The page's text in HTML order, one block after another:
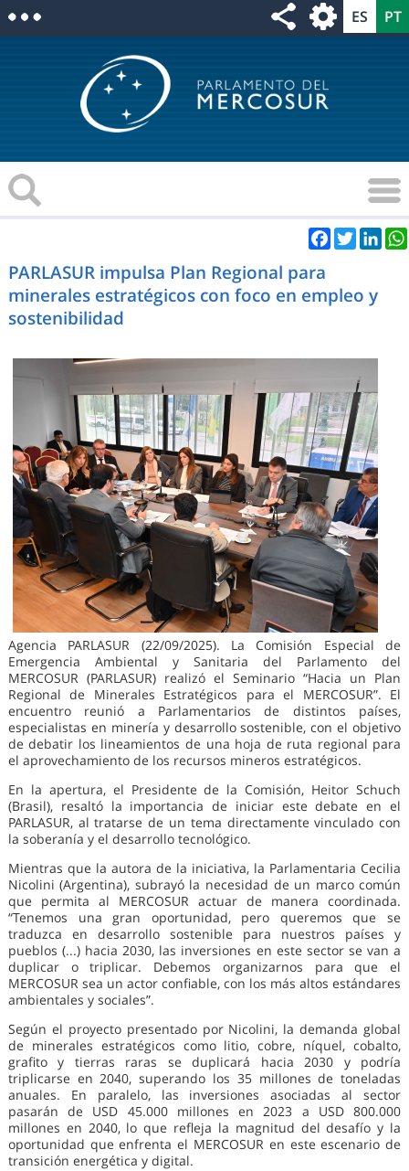
Facebook
Twitter
PARLASUR impulsa Plan Regional para
minerales estratégicos con foco en empleo y
sostenibilidad
Agencia PARLASUR (22/09/2025). La Comisión Especial de
Emergencia Ambiental y Sanitaria del Parlamento del
MERCOSUR (PARLASUR) realizó el Seminario “Hacia un Plan
Regional de Minerales Estratégicos para el MERCOSUR”. El
encuentro reunió a Parlamentarios de distintos países,
especialistas en minería y desarrollo sostenible, con el objetivo
de debatir los lineamientos de una hoja de ruta regional para
el aprovechamiento de los recursos mineros estratégicos.
En la apertura, el Presidente de la Comisión, Heitor Schuch
(Brasil), resaltó la importancia de iniciar este debate en el
PARLASUR, al tratarse de un tema directamente vinculado con
la soberanía y el desarrollo tecnológico.
Mientras que la autora de la iniciativa, la Parlamentaria Cecilia
Nicolini (Argentina), subrayó la necesidad de un marco común
que permita al MERCOSUR actuar de manera coordinada.
“Tenemos una gran oportunidad, pero queremos que se
traduzca en desarrollo sostenible para nuestros países y
pueblos (...) hacia 2030, las inversiones en este sector se van a
duplicar o triplicar. Debemos organizarnos para que el
MERCOSUR sea un actor confiable, con los más altos estándares
ambientales y sociales”.
Según el proyecto presentado por Nicolini, la demanda global
de minerales estratégicos como litio, cobre, níquel, cobalto,
grafito y tierras raras se duplicará hacia 2030 y podría
triplicarse en 2040, superando los 35 millones de toneladas
anuales. En paralelo, las inversiones asociadas al sector
pasarán de USD 45.000 millones en 2023 a USD 800.000
millones en 2040, lo que refleja la magnitud del desafío y la
oportunidad que enfrenta el MERCOSUR en este escenario de
transición energética y digital.